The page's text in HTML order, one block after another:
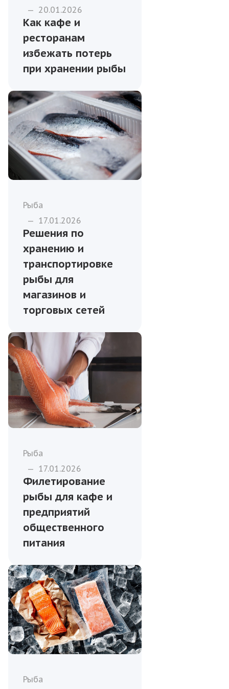
— 20.01.2026
Как кафе и
ресторанам
избежать потерь
при хранении рыбы
Рыба
— 17.01.2026
Решения по
хранению и
транспортировке
рыбы для
магазинов и
торговых сетей
Рыба
— 17.01.2026
Филетирование
рыбы для кафе и
предприятий
общественного
питания
Рыба